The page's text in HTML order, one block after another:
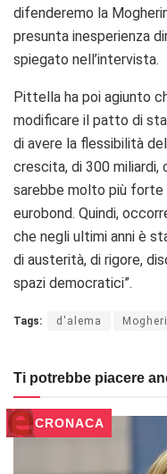
difenderemo la
presunta inesperienza
spiegato nell’intervista.
Pittella ha poi agiunto
modificare il patto di
di avere la flessibilità
crescita, di 300 miliardi,
sarebbe molto più forte
eurobond. Quindi,
che negli ultimi anni è
di austerità, di rigore,
spazi democratici”.
Tags: d'alema
Ti potrebbe piacere
CRONACA